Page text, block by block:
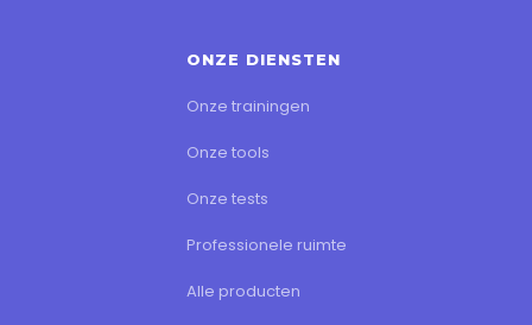
ONZE DIENSTEN
Onze trainingen
Onze tools
Onze tests
Professionele ruimte
Alle producten